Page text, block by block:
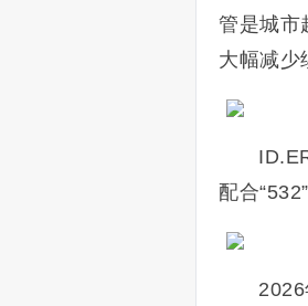
管是城市
大幅减少
配合